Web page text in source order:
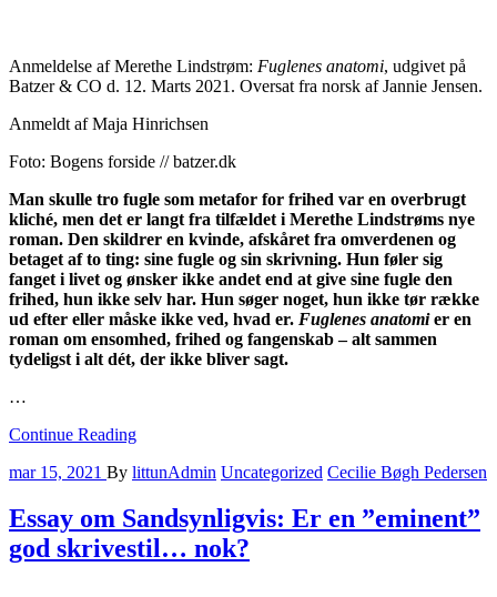
Anmeldelse af Merethe Lindstrøm: Fuglenes anatomi, udgivet på
Batzer & CO d. 12. Marts 2021. Oversat fra norsk af Jannie Jensen.
Anmeldt af Maja Hinrichsen
Foto: Bogens forside // batzer.dk
Man skulle tro fugle som metafor for frihed var en overbrugt
kliché, men det er langt fra tilfældet i Merethe Lindstrøms nye
roman. Den skildrer en kvinde, afskåret fra omverdenen og
betaget af to ting: sine fugle og sin skrivning. Hun føler sig
fanget i livet og ønsker ikke andet end at give sine fugle den
frihed, hun ikke selv har. Hun søger noget, hun ikke tør række
ud efter eller måske ikke ved, hvad er. Fuglenes anatomier en
roman om ensomhed, frihed og fangenskab – alt sammen
tydeligst i alt dét, der ikke bliver sagt.
…
Continue Reading
mar 15, 2021 By littunAdmin Uncategorized Cecilie Bøgh Pedersen
Essay om Sandsynligvis: Er en ”eminent”
god skrivestil… nok?